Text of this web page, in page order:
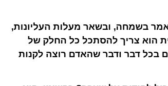
בשמחה, ובשאר מעלות העליונות,
הוא צריך להסתכל כל החלק של
בכל דבר ודבר שהאדם רוצה לקנות